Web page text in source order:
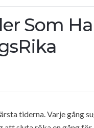
Som
tiderna. Varje gång